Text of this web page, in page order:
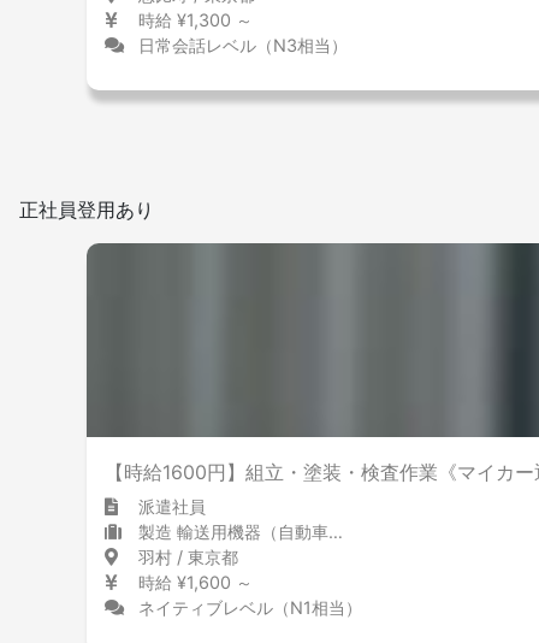
時給 ¥1,300 ～
日常会話レベル（N3相当）
正社員登用あり
【時給1600円】組立・塗装・検査作業《マイカ
派遣社員
製造 輸送用機器（自動車含む）
羽村 / 東京都
時給 ¥1,600 ～
ネイティブレベル（N1相当）